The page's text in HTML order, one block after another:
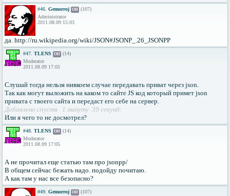
#46. Gemorroj Off (107)
Administrator
2011.08.09 15:03
да. http://ru.wikipedia.org/wiki/JSON#JSONP_.26_JSONPP
#47. TLENS Off (14)
Moderator
2011.08.09 17:05
Слушай тогда нельзя нивкоем случае передавать приват через json.
Так как могут выложить на каком то сайте JS код который примет json
привата с твоего сайта и передаст его себе на сервер.
Добавлено спустя 1 минуту 39 секунд:
Или я чего то не досмотрел?
#48. TLENS Off (14)
Moderator
2011.08.09 17:05
А не прочитал еще статью там про jsonpp/
В общем сейчас бежать надо. подойду почитаю.
А как там у нас все безопасно?
#49. Gemorroj Off (107)